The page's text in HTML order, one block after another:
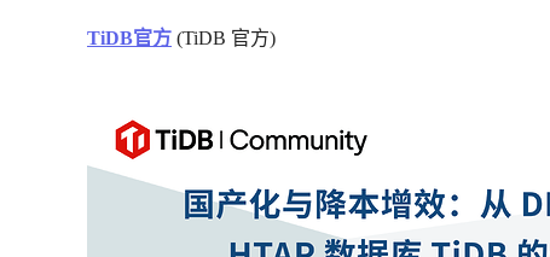
TiDB官方 (TiDB 官方)